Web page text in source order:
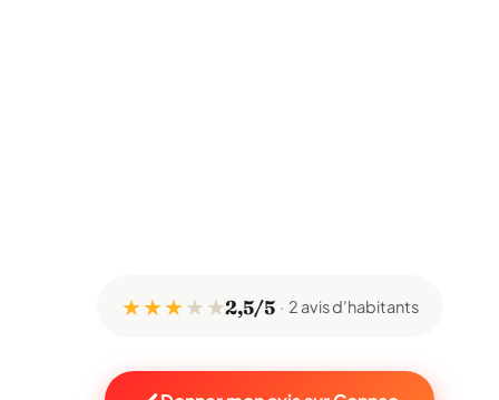
★ ★ ★★ ★2,5/5 2 avis d'habitants